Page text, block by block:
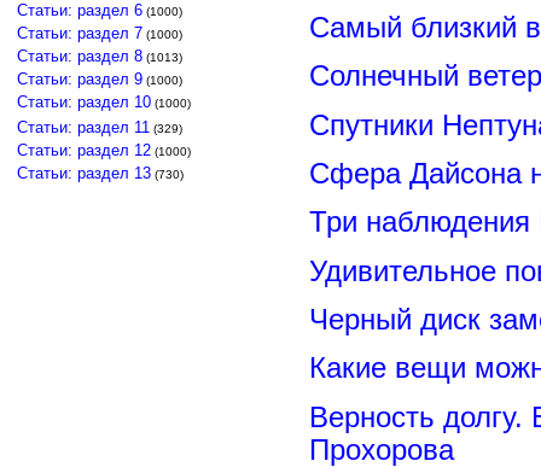
Статьи: раздел 6 (1000)
Статьи: раздел 7 (1000)
Статьи: раздел 8 (1013)
Статьи: раздел 9 (1000)
Статьи: раздел 10 (1000)
Статьи: раздел 11 (329)
Статьи: раздел 12 (1000)
Статьи: раздел 13 (730)
Самый близкий
Солнечный
Спутники
Сфера Дайсона
Три
Удивительное
Черный диск
Какие вещи
Верность долгу.
Прохорова